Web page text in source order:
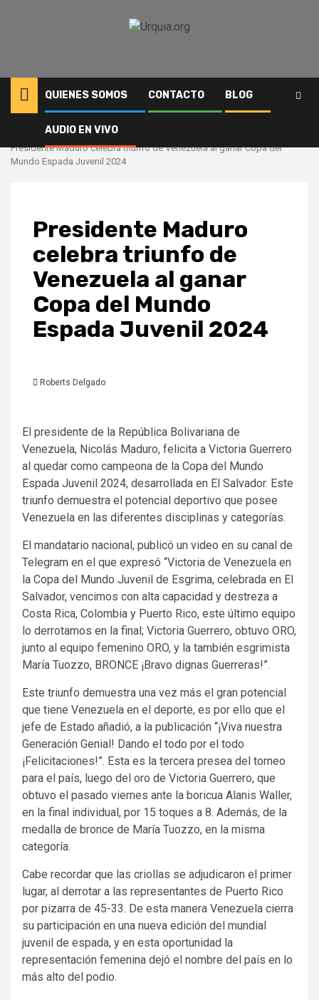
QUIENES SOMOS CONTACTO BLOG
AUDIO EN VIVO
Deportes
Presidente Maduro celebra triunfo de Venezuela al ganar Copa del
Mundo Espada Juvenil 2024
Presidente Maduro
celebra triunfo de
Venezuela al ganar
Copa del Mundo
Espada Juvenil 2024
Roberts Delgado
El presidente de la República Bolivariana de
Venezuela, Nicolás Maduro, felicita a Victoria Guerrero
al quedar como campeona de la Copa del Mundo
Espada Juvenil 2024, desarrollada en El Salvador. Este
triunfo demuestra el potencial deportivo que posee
Venezuela en las diferentes disciplinas y categorías.
El mandatario nacional, publicó un video en su canal de
Telegram en el que expresó “Victoria de Venezuela en
la Copa del Mundo Juvenil de Esgrima, celebrada en El
Salvador, vencimos con alta capacidad y destreza a
Costa Rica, Colombia y Puerto Rico, este último equipo
lo derrotamos en la final; Victoria Guerrero, obtuvo ORO,
junto al equipo femenino ORO, y la también esgrimista
María Tuozzo, BRONCE ¡Bravo dignas Guerreras!”.
Este triunfo demuestra una vez más el gran potencial
que tiene Venezuela en el deporte, es por ello que el
jefe de Estado añadió, a la publicación “¡Viva nuestra
Generación Genial! Dando el todo por el todo
¡Felicitaciones!”. Esta es la tercera presea del torneo
para el país, luego del oro de Victoria Guerrero, que
obtuvo el pasado viernes ante la boricua Alanis Waller,
en la final individual, por 15 toques a 8. Además, de la
medalla de bronce de María Tuozzo, en la misma
categoría.
Cabe recordar que las criollas se adjudicaron el primer
lugar, al derrotar a las representantes de Puerto Rico
por pizarra de 45-33. De esta manera Venezuela cierra
su participación en una nueva edición del mundial
juvenil de espada, y en esta oportunidad la
representación femenina dejó el nombre del país en lo
más alto del podio.